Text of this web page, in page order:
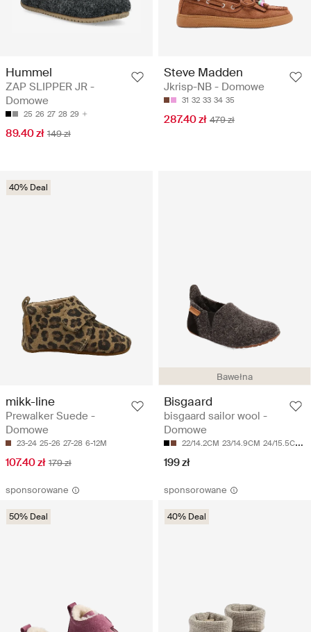
Hummel
ZAP SLIPPER JR -
Domowe
25 26 27 28 29
89.40 zł 149 zł
Steve Madden
Jkrisp-NB - Domowe
31 32 33 34 35
287.40 zł 479 zł
40% Deal
mikk-line
Prewalker Suede -
Domowe
23-24 25-26 27-28 6-12M
107.40 zł 179 zł
Bawełna
Bisgaard
bisgaard sailor wool -
Domowe
22/14.2CM 23/14.9CM 24/15.5CM
199 zł
sponsorowane
50% Deal
sponsorowane
40% Deal